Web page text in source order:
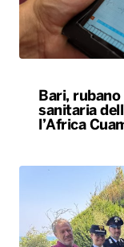
Bari,
sanitaria
l’Africa